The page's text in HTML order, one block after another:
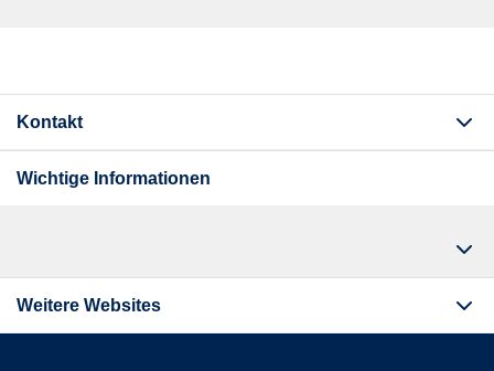
Kontakt
Wichtige Informationen
Weitere Websites